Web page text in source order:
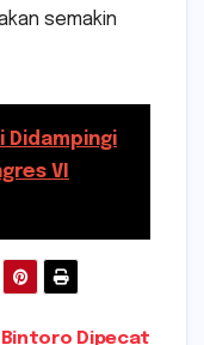
semakin
Didampingi
VI
Bintoro Dipecat